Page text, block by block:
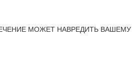
МОЖЕТ НАВРЕДИТЬ